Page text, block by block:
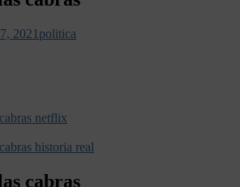
2021 politica
netflix
historia real
cabras